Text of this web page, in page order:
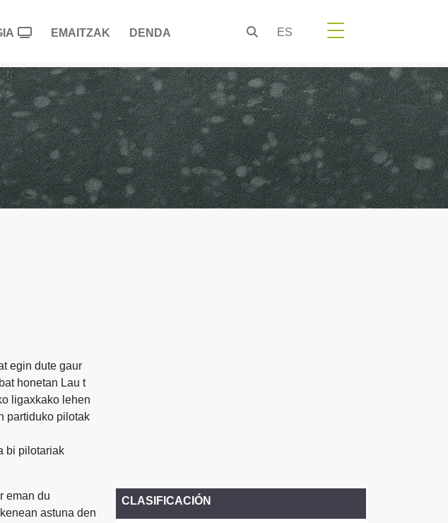
EMAITZAK DENDA ES
egin dute gaur
honetan Lau t
ligaxkako lehen
partiduko pilotak
bi pilotariak
eman du
astuna den
CLASIFICACIÓN